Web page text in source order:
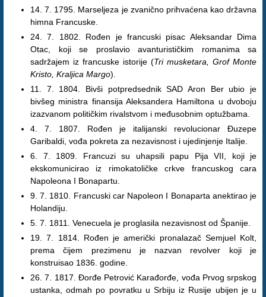
14. 7. 1795. Marseljeza je zvanično prihvaćena kao državna
himna Francuske.
24. 7. 1802. Rođen je francuski pisac Aleksandar Dima
Otac, koji se proslavio avanturističkim romanima sa
sadržajem iz francuske istorije (Tri musketara, Grof Monte
Kristo, Kraljica Margo).
11. 7. 1804. Bivši potpredsednik SAD Aron Ber ubio je
bivšeg ministra finansija Aleksandera Hamiltona u dvoboju
izazvanom političkim rivalstvom i međusobnim optužbama.
4. 7. 1807. Rođen je italijanski revolucionar Đuzepe
Garibaldi, vođa pokreta za nezavisnost i ujedinjenje Italije.
6. 7. 1809. Francuzi su uhapsili papu Pija VII, koji je
ekskomunicirao iz rimokatoličke crkve francuskog cara
Napoleona I Bonapartu.
9. 7. 1810. Francuski car Napoleon I Bonaparta anektirao je
Holandiju.
5. 7. 1811. Venecuela je proglasila nezavisnost od Španije.
19. 7. 1814. Rođen je američki pronalazač Semjuel Kolt,
prema čijem prezimenu je nazvan revolver koji je
konstruisao 1836. godine.
26. 7. 1817. Đorđe Petrović Karađorđe, vođa Prvog srpskog
ustanka, odmah po povratku u Srbiju iz Rusije ubijen je u